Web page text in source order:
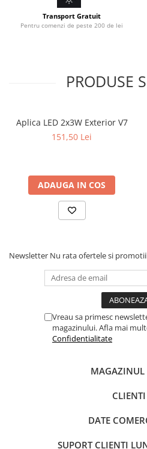
Transport Gratuit
Pentru comenzi de peste 200 de lei
PRODUSE
Aplica LED 2x3W Exterior V7
151,50 Lei
ADAUGA IN COS
Newsletter Nu rata ofertele si
Vreau sa primesc
magazinului. Afla mai
Confidentialitate
MAGAZINUL
CLIENTI
DATE
SUPORT CLIENTI